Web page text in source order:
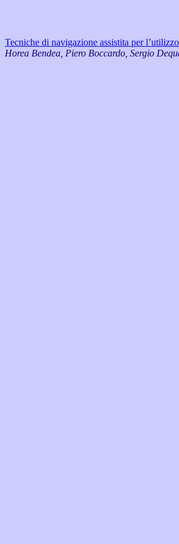
Tecniche di navigazione assistita per
Horea Bendea, Piero Boccardo, Sergio